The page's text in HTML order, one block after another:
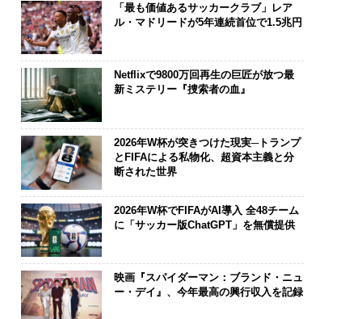
「最も価値あるサッカークラブ」レア
ル・マドリードが5年連続首位で1.5兆円
Netflixで9800万回再生の巨匠が放つ最
新ミステリー『捜索者の血』
2026年W杯が突きつけた現実─トランプ
とFIFAによる私物化、超資本主義と分
断された世界
2026年W杯でFIFAがAI導入 全48チーム
に「サッカー版ChatGPT」を無償提供
映画『スパイダーマン：ブランド・ニュ
ー・デイ』、今年最高の興行収入を記録